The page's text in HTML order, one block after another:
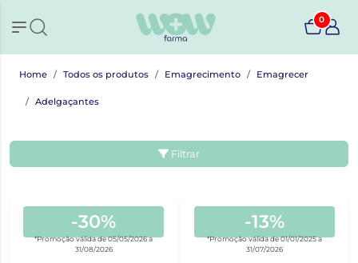
0
Home Todos os produtos Emagrecimento Emagrecer
Adelgaçantes
Filtrar
-30%
*Promoção válida de 05/05/2026 a
31/08/2026
-13%
*Promoção válida de 01/01/2025 a
31/07/2026